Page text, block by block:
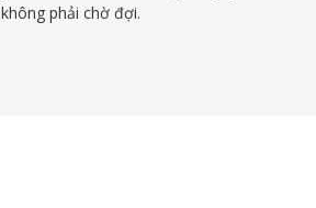
không phải chờ đợi.